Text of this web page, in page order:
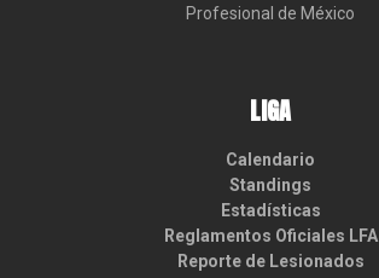
Profesional de México
LIGA
Calendario
Standings
Estadísticas
Reglamentos Oficiales LFA
Reporte de Lesionados